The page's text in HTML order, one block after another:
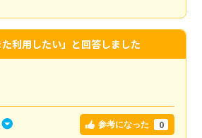
た利用したい」と回答しました
参考になった 0